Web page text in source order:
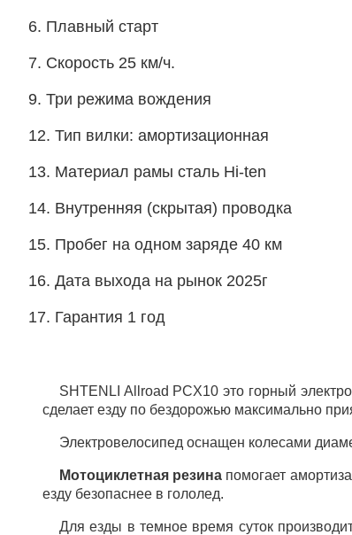
6. Плавный старт
7. Скорость 25 км/ч.
9. Три режима вождения
12. Тип вилки: амортизационная
13. Материал рамы сталь Hi-ten
14. Внутренняя (скрытая) проводка
15. Пробег на одном заряде 40 км
16. Дата выхода на рынок 2025г
17. Гарантия 1 год
SHTENLI Allroad PCX10 это горный
сделает езду по бездорожью максимально
Электровелосипед оснащен колесами
Мотоциклетная резина помогает
езду безопаснее в гололед.
Для езды в темное время суток